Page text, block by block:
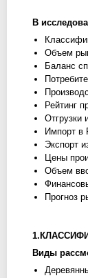
В
Объем
Баланс
Рейтинг
Отгрузки
Импорт в
Экспорт
Цены
Объем
Прогноз
Виды